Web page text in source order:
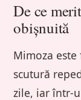
De ce
obișnuită
Mimoza este
scutură
zile, iar într-